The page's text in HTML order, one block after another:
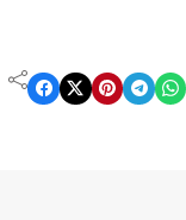
Share on Facebook Share on X Share on Pinterest Share on Telegram Share on WhatsApp